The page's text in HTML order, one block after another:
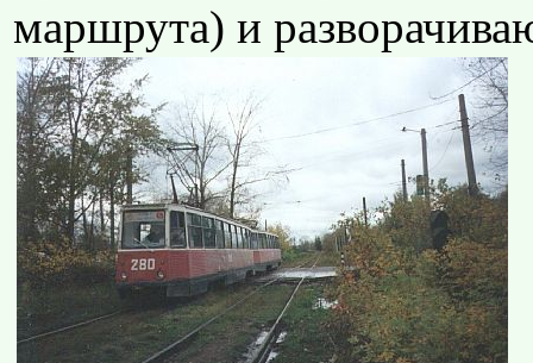
маршрута) и